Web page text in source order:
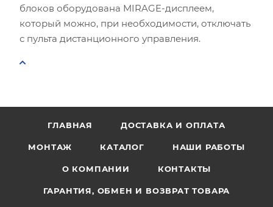
блоков оборудована MIRAGE-дисплеем,
который можно, при необходимости, отключать
с пульта дистанционного управления.
ГЛАВНАЯ ДОСТАВКА И ОПЛАТА
МОНТАЖ КАТАЛОГ НАШИ РАБОТЫ
О КОМПАНИИ КОНТАКТЫ
ГАРАНТИЯ, ОБМЕН И ВОЗВРАТ ТОВАРА